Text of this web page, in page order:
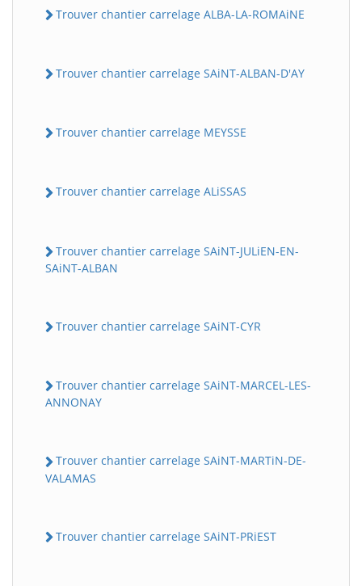
Trouver chantier carrelage ALBA-LA-ROMAiNE
Trouver chantier carrelage SAiNT-ALBAN-D'AY
Trouver chantier carrelage MEYSSE
Trouver chantier carrelage ALiSSAS
Trouver chantier carrelage SAiNT-JULiEN-EN-
SAiNT-ALBAN
Trouver chantier carrelage SAiNT-CYR
Trouver chantier carrelage SAiNT-MARCEL-LES-
ANNONAY
Trouver chantier carrelage SAiNT-MARTiN-DE-
VALAMAS
Trouver chantier carrelage SAiNT-PRiEST